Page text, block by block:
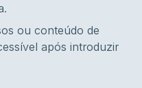
ou conteúdo de
após introduzir